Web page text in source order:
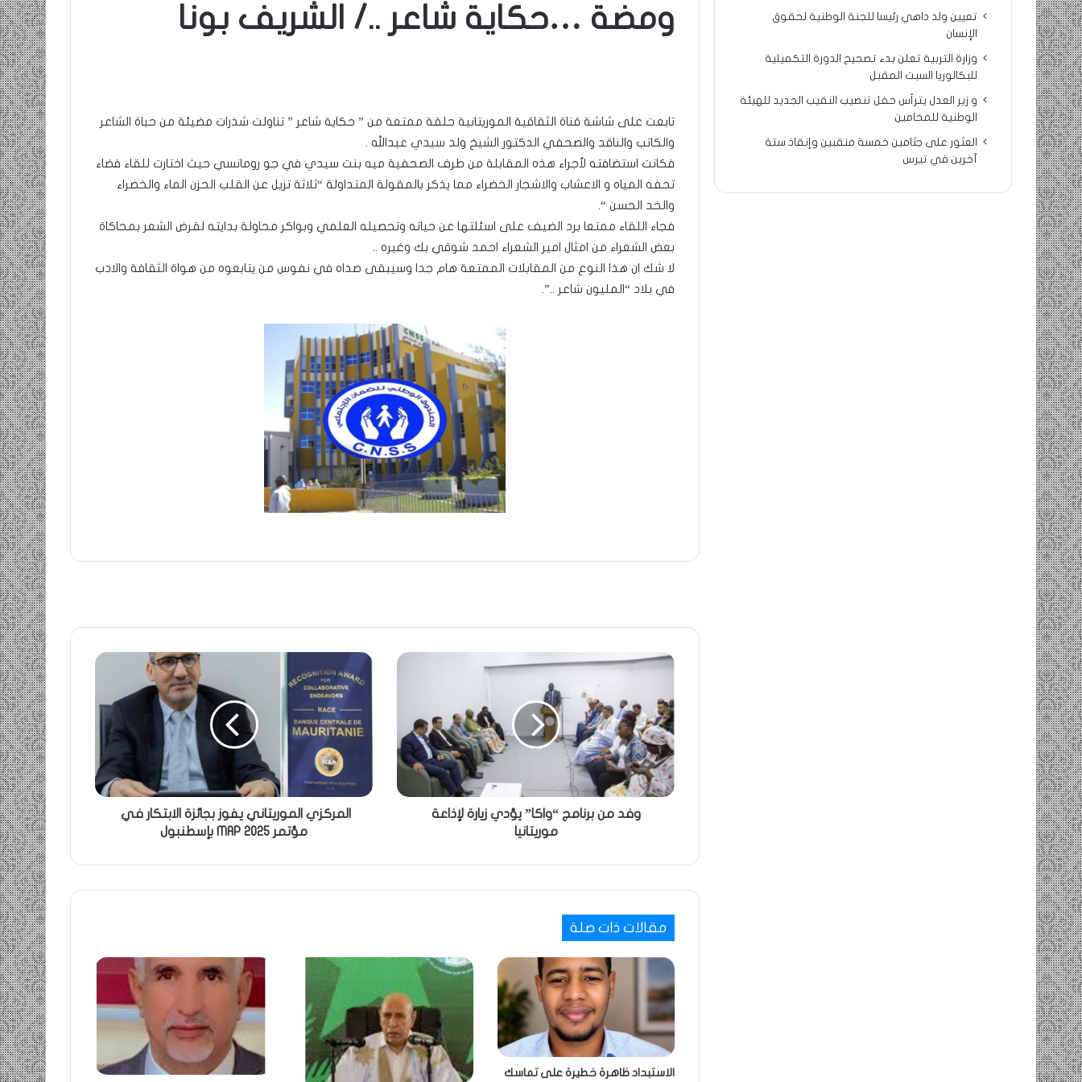
ومضة …حكاية شاعر ../ الشريف بونا
تابعت على شاشة قناة الثقاقية الموريتانية حلقة ممتعة من ” حكاية شاعر ” تناولت شذرات مضيئة من حياة الشاعر
والكاتب والناقد والصحفي الدكتور الشيخ ولد سيدي عبدالله .
فكانت استضافته لأجراء هذه المقابلة من طرف الصحفية ميه بنت سيدي في جو رومانسي حيث اختارت للقاء فضاء
تحفه المياه و الاعشاب والاشجار الخضراء مما يذكر بالمقولة المتداولة “ثلاثة تزيل عن القلب الحزن الماء والخضراء
والخد الحسن “.
فجاء اللقاء ممتعا برد الضيف على اسئلتها عن حياته وتحصيله العلمي وبواكر محاولة بدايته لقرض الشعر بمحاكاة
بعض الشعراء من امثال امير الشعراء احمد شوقي بك وغيره ..
لا شك ان هذا النوع من المقابلات الممتعة هام جدا وسيبقى صداه في نفوس من يتابعوه من هواة الثقافة والادب
في بلاد “المليون شاعر ..”.
وفد من برنامج “واكا” يؤدي زيارة لإذاعة
موريتانيا
المركزي الموريتاني يفوز بجائزة الابتكار في
مؤتمر MAP 2025 بإسطنبول
مقالات ذات صلة
الاستبداد ظاهرة خطيرة على تماسك
تعيين ولد داهي رئيسا للجنة الوطنية لحقوق
الإنسان
وزارة التربية تعلن بدء تصحيح الدورة التكميلية
للبكالوريا السبت المقبل
و زير العدل يترأس حفل تنصيب النقيب الجديد للهيئة
الوطنية للمحامين
العثور على جثامين خمسة منقبين وإنقاذ ستة
آخرين في تيرس